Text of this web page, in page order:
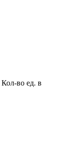
Кол-во ед. в